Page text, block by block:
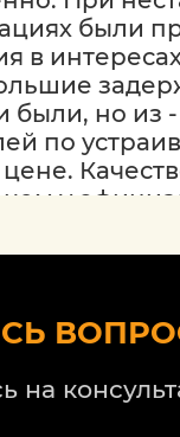
были
в
были, но из -
по
чем у
на
на